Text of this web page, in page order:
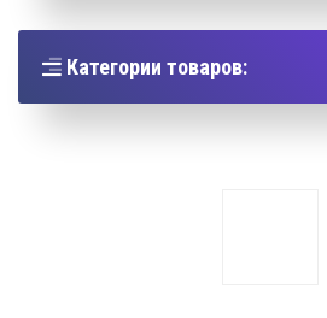
Категории товаров: